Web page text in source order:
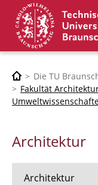
Die TU
Fakultät
Architektur
Architektur